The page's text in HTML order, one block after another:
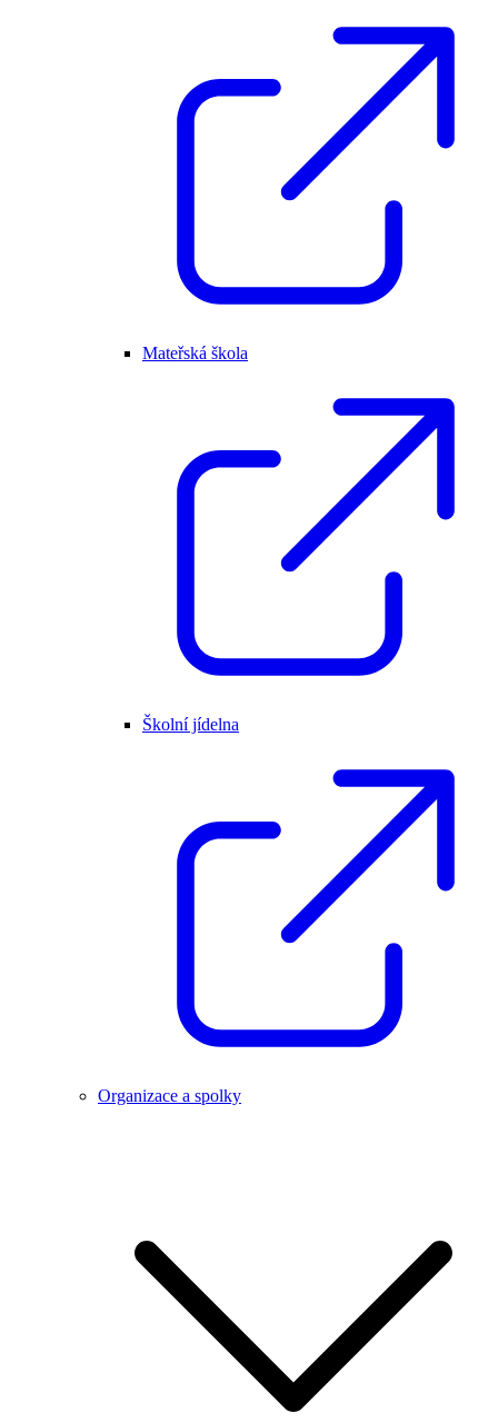
Mateřská škola
Školní jídelna
Organizace a spolky